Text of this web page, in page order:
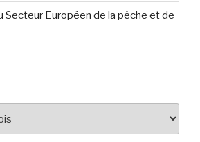
Secteur Européen de la pêche et de